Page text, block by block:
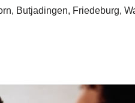
Butjadingen, Friedeburg,